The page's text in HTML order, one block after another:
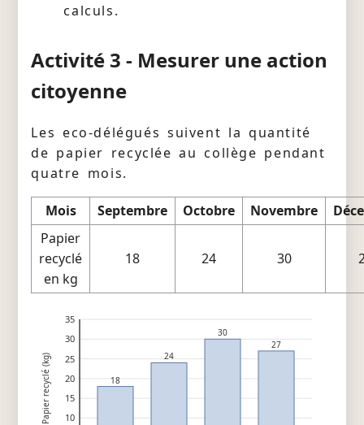
calculs.
Activité 3 - Mesurer une action
citoyenne
Les eco-délégués suivent la quantité
de papier recyclée au collège pendant
quatre mois.
Mois Septembre Octobre Novembre
Papier
recyclé
en kg
18 24 30
10
15
20
25
30
35
18
24
30
27
Papier recyclé (kg)